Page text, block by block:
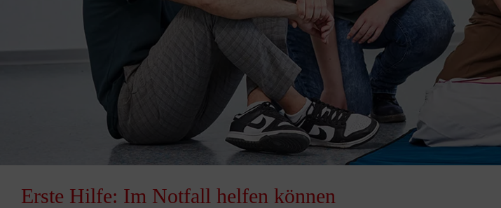
Erste Hilfe: Im Notfall helfen können